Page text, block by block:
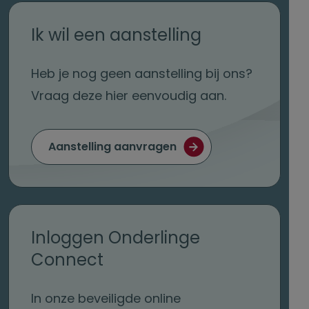
Ik wil een aanstelling
Heb je nog geen aanstelling bij ons?
Vraag deze hier eenvoudig aan.
Aanstelling aanvragen
Inloggen Onderlinge
Connect
In onze beveiligde online